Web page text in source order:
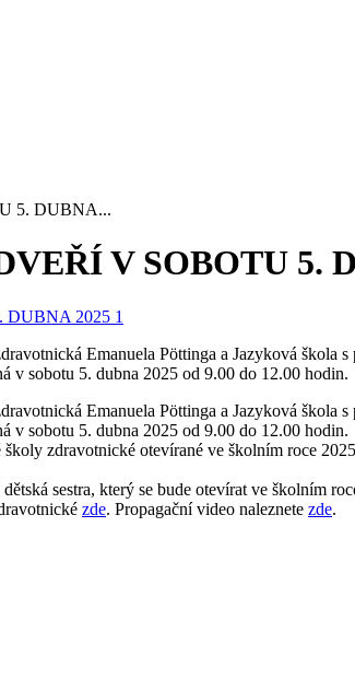
5. DUBNA...
V SOBOTU 5.
Emanuela Pöttinga a Jazyková
v sobotu 5. dubna 2025 od 9.00 do 12.00 hodin.
Emanuela Pöttinga a Jazyková
v sobotu 5. dubna 2025 od 9.00 do 12.00 hodin.
zdravotnické otevírané ve školním roce
sestra, který se bude otevírat ve školním
zde. Propagační video naleznete zde.